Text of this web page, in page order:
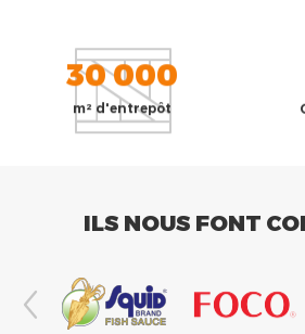
30 000
m² d'entrepôt
ILS NOUS FONT